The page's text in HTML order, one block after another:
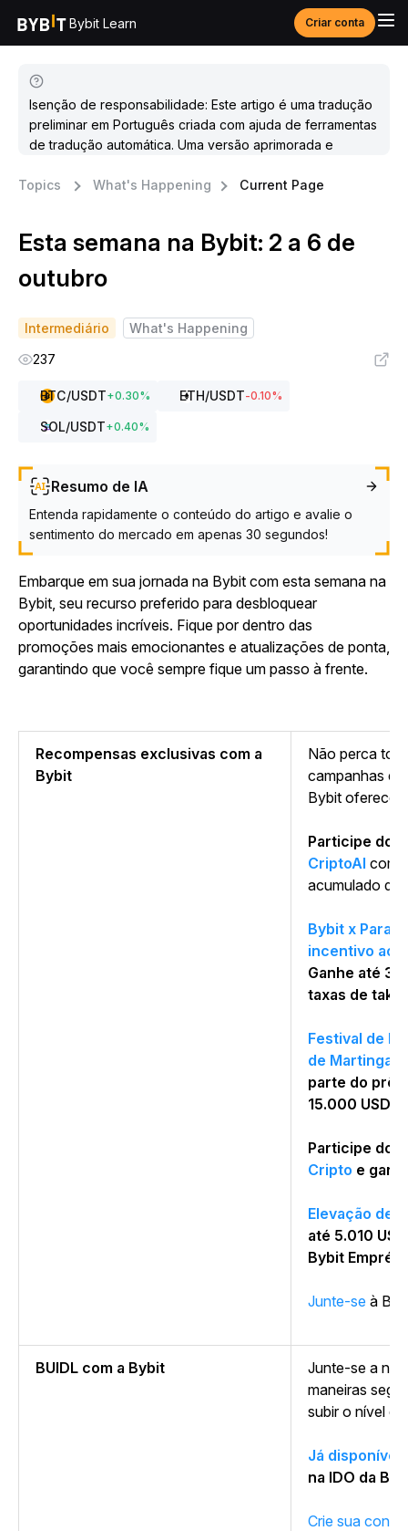
Bybit Learn Criar conta
Isenção de responsabilidade: Este artigo é uma tradução
preliminar em Português criada com ajuda de ferramentas
de tradução automática. Uma versão aprimorada e
Topics
What's Happening Current Page
Esta semana na Bybit: 2 a 6 de
outubro
Intermediário
What's Happening
237
BTC/USDT+0.30% ETH/USDT-0.10%
SOL/USDT+0.40%
Resumo de IA
Entenda rapidamente o conteúdo do artigo e avalie o
sentimento do mercado em apenas 30 segundos!
Embarque em sua jornada na Bybit com esta semana na
Bybit, seu recurso preferido para desbloquear
oportunidades incríveis. Fique por dentro das
promoções mais emocionantes e atualizações de ponta,
garantindo que você sempre fique um passo à frente.
Recompensas exclusivas com a
Bybit
Não perca
campanhas e
Bybit oferece!
Participe do
CriptoAI com
acumulado de
Bybit x
incentivo ao
Ganhe até
taxas de taker
Festival de
de
parte do
15.000 USDT.
Participe do
Cripto e
Elevação de
até 5.010
Bybit
Junte-se à
BUIDL com a Bybit
Junte-se a
maneiras
subir o nível
Já disponível
na IDO da
Crie sua conta